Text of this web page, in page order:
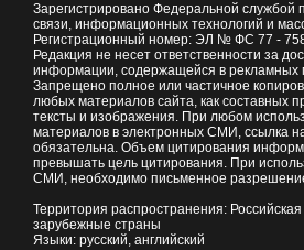
Зарегистрировано Федеральной службой
связи, информационных технологий и
Регистрационный номер: ЭЛ № ФС 77 -
Редакция не несет ответственности за
информации, содержащейся в рекламных
Запрещено полное или частичное
любых материалов сайта, как составных
тексты и изображения. При любом
материалов в электронных СМИ, ссылка
обязательна. Объем цитирования
превышать цель цитирования. При
СМИ, необходимо письменное
Территория распространения:
зарубежные страны
Языки: русский, английский